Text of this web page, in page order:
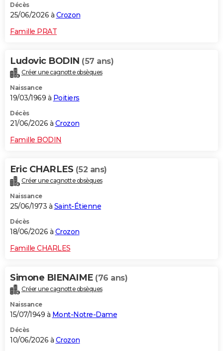
Décès
25/06/2026 à Crozon
Famille PRAT
Ludovic BODIN (57 ans)
Créer une cagnotte obsèques
Naissance
19/03/1969 à Poitiers
Décès
21/06/2026 à Crozon
Famille BODIN
Eric CHARLES (52 ans)
Créer une cagnotte obsèques
Naissance
25/06/1973 à Saint-Étienne
Décès
18/06/2026 à Crozon
Famille CHARLES
Simone BIENAIME (76 ans)
Créer une cagnotte obsèques
Naissance
15/07/1949 à Mont-Notre-Dame
Décès
10/06/2026 à Crozon